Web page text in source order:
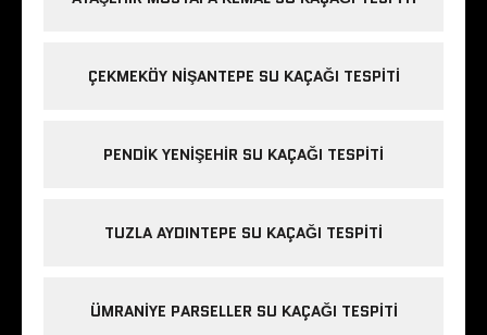
ÇEKMEKÖY NIŞANTEPE SU KAÇAĞI TESPITI
PENDIK YENIŞEHIR SU KAÇAĞI TESPITI
TUZLA AYDINTEPE SU KAÇAĞI TESPITI
ÜMRANIYE PARSELLER SU KAÇAĞI TESPITI